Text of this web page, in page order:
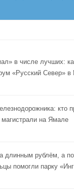
в числе лучших:
«Русский Север» в
кто
на Ямале
длинным рублём, а
помогли парку